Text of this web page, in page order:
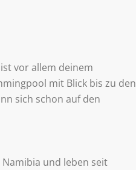
vor allem deinem
mit Blick bis zu den
sich schon auf den
und leben seit